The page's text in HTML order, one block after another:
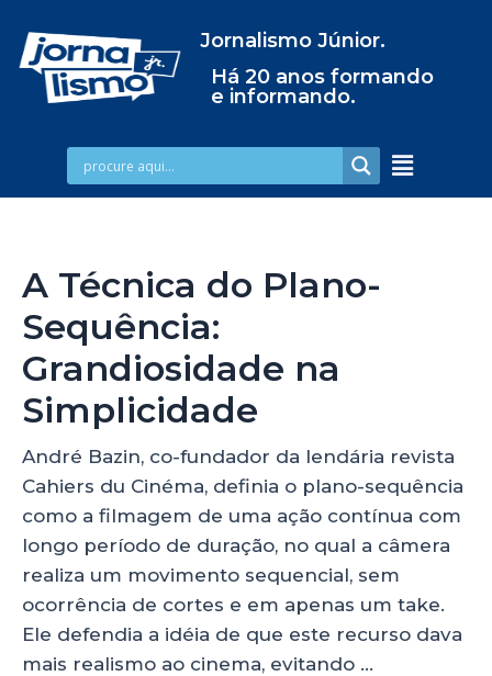
Jornalismo Júnior.
Há 20 anos formando
e informando.
A Técnica do Plano-
Sequência:
Grandiosidade na
Simplicidade
André Bazin, co-fundador da lendária revista
Cahiers du Cinéma, definia o plano-sequência
como a filmagem de uma ação contínua com
longo período de duração, no qual a câmera
realiza um movimento sequencial, sem
ocorrência de cortes e em apenas um take.
Ele defendia a idéia de que este recurso dava
mais realismo ao cinema, evitando …